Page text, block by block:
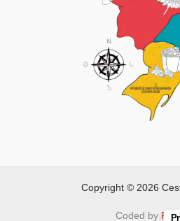
Copyright © 2026
Coded by